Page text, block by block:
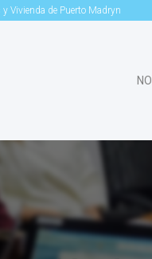
Vivienda de Puerto Madryn